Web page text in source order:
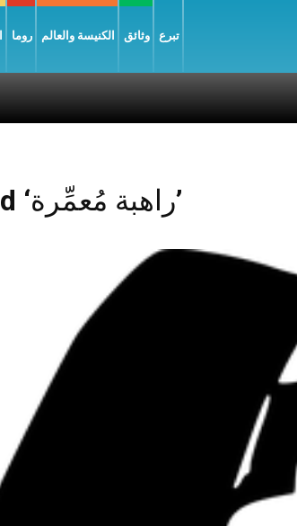
روما الكنيسة والعالم وثائق تبرع
Posts Tagged ‘راهبة مُعمِّرة’